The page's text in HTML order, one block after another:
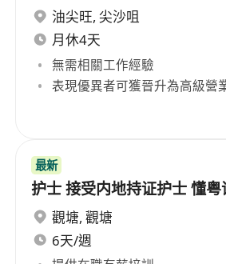
油尖旺, 尖沙咀
月休4天
無需相關工作經驗
表現優異者可獲晉升為高級營
最新
护士 接受内地
觀塘, 觀塘
6天/週